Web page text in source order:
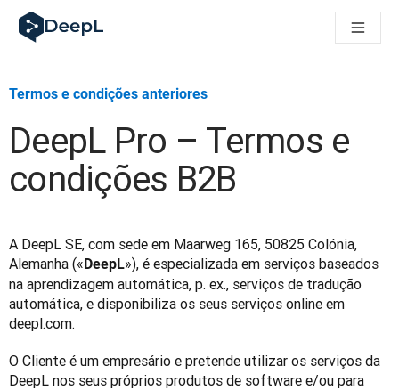
DeepL para agentes de IA
Translation Flow do DeepL: Novos fluxos de trabalho
Descubra o Translation Flow: Localização que automatiza
Desenvolvimento da Avaliação da Qualidade de Tradução no
De tradução de texto a plataforma de voz em tempo real
Building an instantly accessible voice demo with DeepL
Termos e condições anteriores
DeepL Pro – Termos e
condições B2B
A DeepL SE, com sede em Maarweg 165, 50825 Colónia,
Alemanha («DeepL»), é especializada em serviços baseados
na aprendizagem automática, p. ex., serviços de tradução
automática, e disponibiliza os seus serviços online em
deepl.com.
O Cliente é um empresário e pretende utilizar os serviços da
DeepL nos seus próprios produtos de software e/ou para